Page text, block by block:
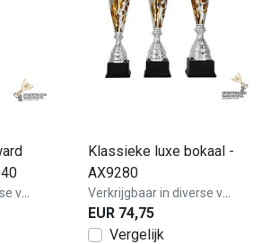
Klassieke luxe bokaal -
AX9280
EUR 74,75
Vergelijk